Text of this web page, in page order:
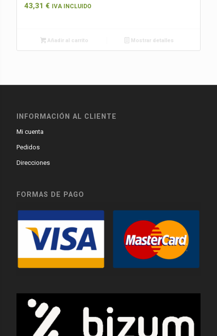
43,31 € IVA INCLUIDO
Añadir al carrito Mostrar detalles
INFORMACIÓN AL CLIENTE
Mi cuenta
Pedidos
Direcciones
FORMAS DE PAGO